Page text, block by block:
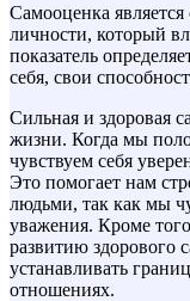
Самооценка
личности, который
показатель
себя, свои
Сильная и здоровая
жизни. Когда мы
чувствуем себя
Это помогает нам
людьми, так как мы
уважения. Кроме
развитию здорового
устанавливать
отношениях.